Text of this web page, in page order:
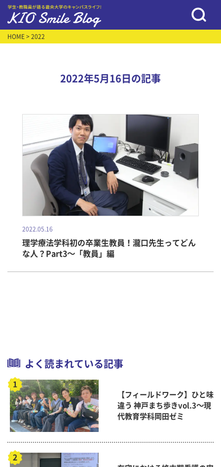
HOME > 2022
2022年5月16日の記事
2022.05.16
理学療法学科初の卒業生教員！瀧口先生ってどん
な人？Part3～「教員」編
よく読まれている記事
【フィールドワーク】ひと味
違う 神戸まち歩きvol.3～現
代教育学科岡田ゼミ